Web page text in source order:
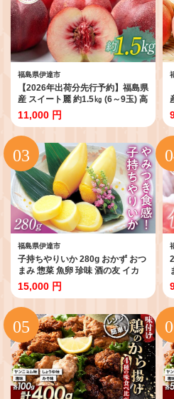
福島県伊達市
【2026年出荷分先行予約】福島県
産 スイート麗 約1.5㎏ (6～9玉) 高
橋もも園 皮まで食べられる新品種
伊達の桃 桃 フルーツ 果物 もも モ
モ momo F20C-149
11,000 円
福島県伊達市
子持ちやりいか 280g おかず おつ
まみ 惣菜 魚卵 珍味 酒の友 イカ
ヤリイカ 晩酌 家飲み 宅飲み 時短
簡単 便利 弁当 海鮮 魚介 冷凍 味
付き お取り寄せ グルメ F21C-571
15,000 円